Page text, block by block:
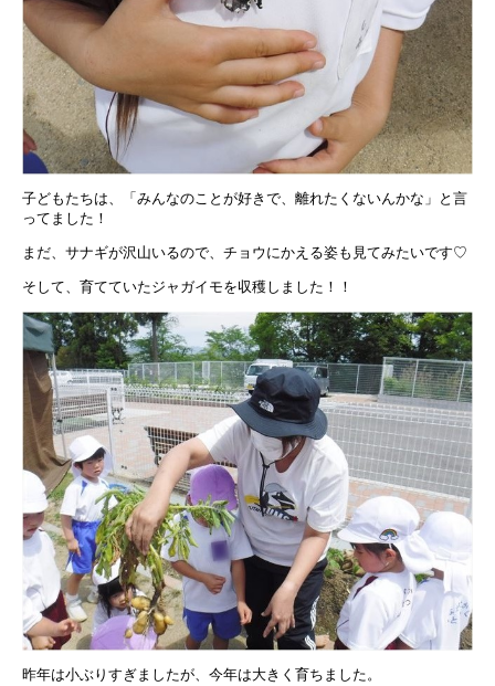
子どもたちは、「みんなのことが好きで、離れたくないんかな」と言
ってました！
まだ、サナギが沢山いるので、チョウにかえる姿も見てみたいです♡
そして、育てていたジャガイモを収穫しました！！
昨年は小ぶりすぎましたが、今年は大きく育ちました。